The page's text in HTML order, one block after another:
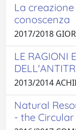
La
conoscenza
2017/2018
LE RAGIONI
2013/2014
Natural
- the